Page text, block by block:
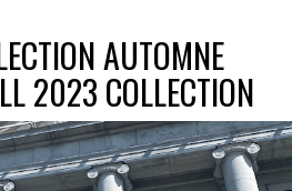
AUTOMNE
2023 COLLECTION